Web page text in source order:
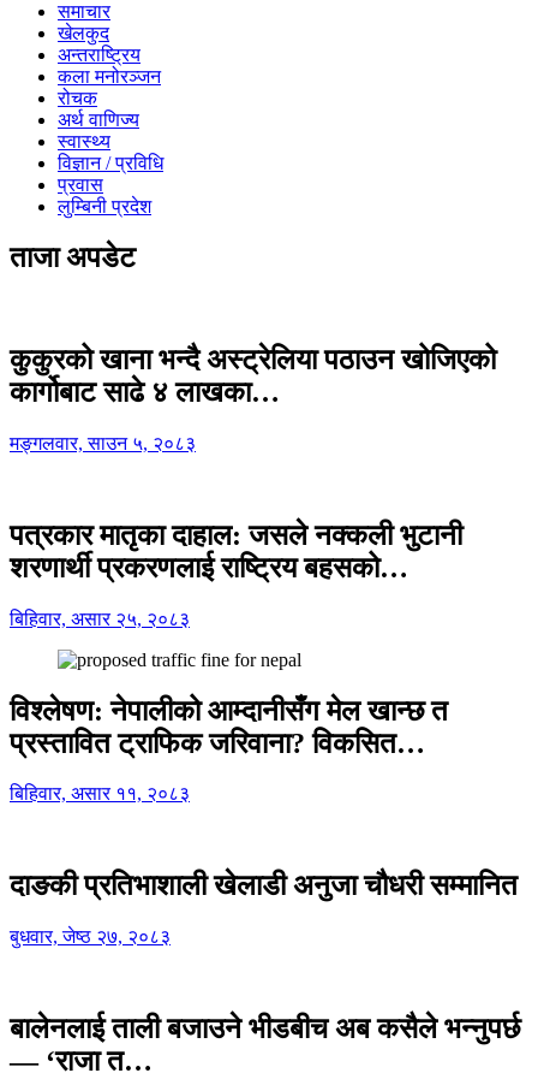
समाचार
खेलकुद
अन्तराष्ट्रिय
कला मनोरञ्जन
रोचक
अर्थ वाणिज्य
स्वास्थ्य
विज्ञान / प्रविधि
प्रवास
लुम्बिनी प्रदेश
ताजा अपडेट
कुकुरको खाना भन्दै अस्ट्रेलिया पठाउन खोजिएको
कार्गोबाट साढे ४ लाखका…
मङ्गलवार, साउन ५, २०८३
पत्रकार मातृका दाहाल: जसले नक्कली भुटानी
शरणार्थी प्रकरणलाई राष्ट्रिय बहसको…
बिहिवार, असार २५, २०८३
विश्लेषण: नेपालीको आम्दानीसँग मेल खान्छ त
प्रस्तावित ट्राफिक जरिवाना? विकसित…
बिहिवार, असार ११, २०८३
दाङकी प्रतिभाशाली खेलाडी अनुजा चौधरी सम्मानित
बुधवार, जेष्ठ २७, २०८३
बालेनलाई ताली बजाउने भीडबीच अब कसैले भन्नुपर्छ
— ‘राजा त…